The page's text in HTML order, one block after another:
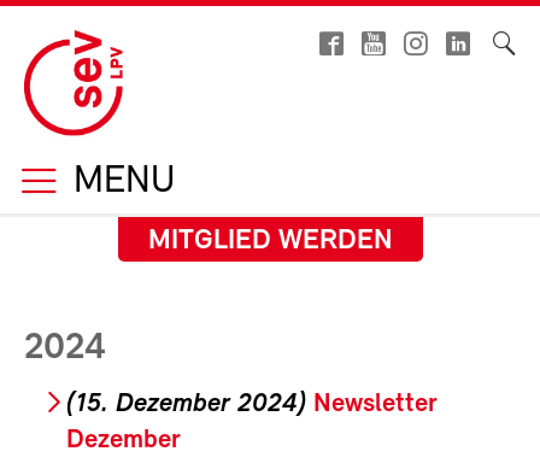
MENU
MITGLIED WERDEN
2024
(15. Dezember 2024) Newsletter
Dezember